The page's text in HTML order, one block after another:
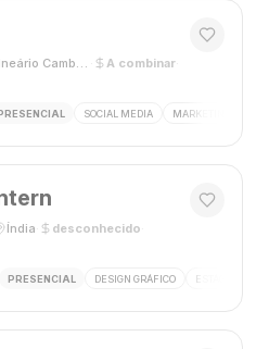
Balneário Camboriú, SC A combinar·
SOCIAL MEDIA MARKETING
Índia desconhecido
PRESENCIAL DESIGN GRÁFICO ESTÁGIO